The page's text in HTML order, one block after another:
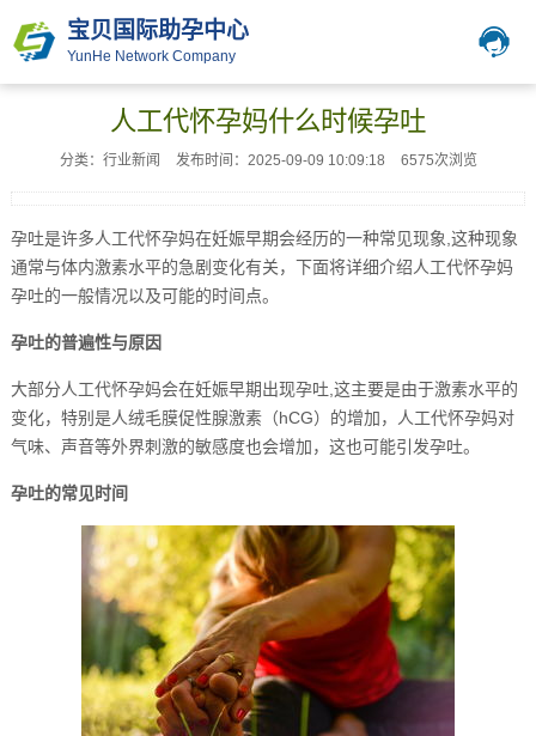
宝贝国际助孕中心
YunHe Network Company
人工代怀孕妈什么时候孕吐
分类：行业新闻 发布时间：2025-09-09 10:09:18 6575次浏览
孕吐是许多人工代怀孕妈在妊娠早期会经历的一种常见现象,这种现象
通常与体内激素水平的急剧变化有关，下面将详细介绍人工代怀孕妈
孕吐的一般情况以及可能的时间点。
孕吐的普遍性与原因
大部分人工代怀孕妈会在妊娠早期出现孕吐,这主要是由于激素水平的
变化，特别是人绒毛膜促性腺激素（hCG）的增加，人工代怀孕妈对
气味、声音等外界刺激的敏感度也会增加，这也可能引发孕吐。
孕吐的常见时间